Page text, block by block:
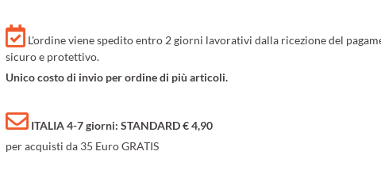
L'ordine viene spedito entro 2 giorni lavorativi dalla ricezione del
sicuro e protettivo.
Unico costo di invio per ordine di più articoli.
ITALIA 4-7 giorni: STANDARD € 4,90
per acquisti da 35 Euro GRATIS